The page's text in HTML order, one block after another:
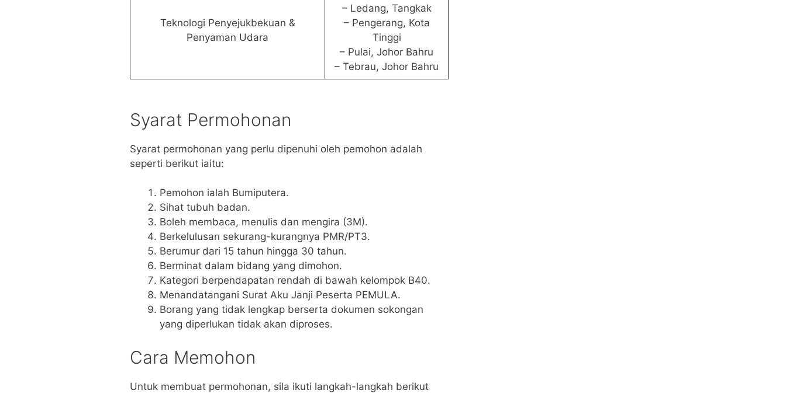
Teknologi Penyejukbekuan &
Penyaman Udara
– Ledang, Tangkak
– Pengerang, Kota
Tinggi
– Pulai, Johor Bahru
– Tebrau, Johor Bahru
Syarat Permohonan
Syarat permohonan yang perlu dipenuhi oleh pemohon adalah
seperti berikut iaitu:
Pemohon ialah Bumiputera.
Sihat tubuh badan.
Boleh membaca, menulis dan mengira (3M).
Berkelulusan sekurang-kurangnya PMR/PT3.
Berumur dari 15 tahun hingga 30 tahun.
Berminat dalam bidang yang dimohon.
Kategori berpendapatan rendah di bawah kelompok B40.
Menandatangani Surat Aku Janji Peserta PEMULA.
Borang yang tidak lengkap berserta dokumen sokongan
yang diperlukan tidak akan diproses.
Cara Memohon
Untuk membuat permohonan, sila ikuti langkah-langkah berikut